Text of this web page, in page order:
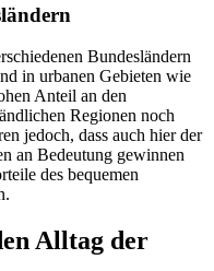
Bundesländern
in urbanen Gebieten wie
Anteil an den
Regionen noch
jedoch, dass auch hier der
an Bedeutung gewinnen
des bequemen
Alltag der